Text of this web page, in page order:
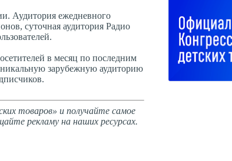
Аудитория ежедневного
суточная аудитория Радио
в месяц по последним
зарубежную аудиторию
товаров» и получайте самое
рекламу на наших ресурсах.